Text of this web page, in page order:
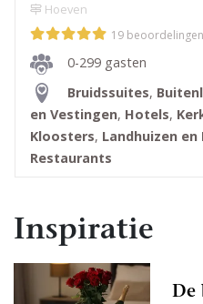
Hoeven
19 beoordelingen
0-299 gasten
Bruidssuites,
en Vestingen, Hotels,
Kloosters, Landhuizen en
Restaurants
Inspiratie
De